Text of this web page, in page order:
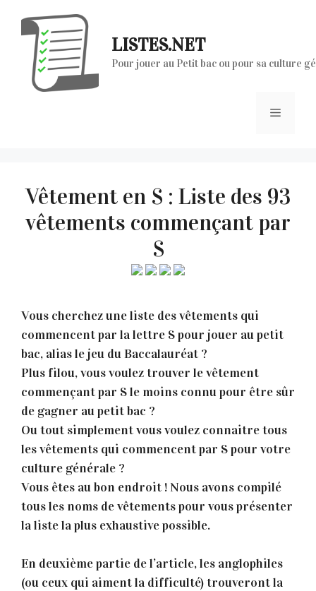
contenu
LISTES.NET
Pour jouer au Petit bac ou pour sa culture
Menu
Vêtement en S : Liste des 93
vêtements commençant par
S
Vous cherchez une liste des vêtements qui
commencent par la lettre S pour jouer au petit
bac, alias le jeu du Baccalauréat ?
Plus filou, vous voulez trouver le vêtement
commençant par S le moins connu pour être sûr
de gagner au petit bac ?
Ou tout simplement vous voulez connaitre tous
les vêtements qui commencent par S pour votre
culture générale ?
Vous êtes au bon endroit ! Nous avons compilé
tous les noms de vêtements pour vous présenter
la liste la plus exhaustive possible.
En deuxième partie de l’article, les anglophiles
(ou ceux qui aiment la difficulté) trouveront la